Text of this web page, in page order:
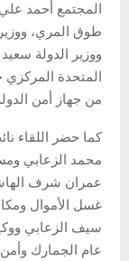
المجتمع أحمد علي
طوق المري،
ووزير الدولة
المتحدة المركزي
من جهاز أمن
كما حضر اللقاء
محمد الزعابي
عمران شرف
غسل الأموال
سيف الزعابي
عام الجمارك وأمن